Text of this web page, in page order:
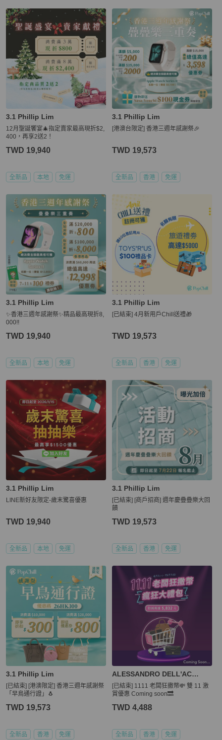
3.1 Phillip Lim
12月聖誕饗宴🎄指定賣家最高現折$2,
400，再享2送2！
TWD 19,940
全新品 本地 免運
3.1 Phillip Lim
[港澳台限定] 香港三週年感謝祭🎉
TWD 19,573
全新品 香港 免運
3.1 Phillip Lim
✨香港三週年感謝祭✨精品最高現折8,
000!!
TWD 19,940
全新品 本地 免運
3.1 Phillip Lim
[已結束] 4月新用戶Chill送禮🎁
TWD 19,573
全新品 香港 免運
3.1 Phillip Lim
LINE新好友限定-歲末驚喜優惠
TWD 19,940
全新品 本地 免運
3.1 Phillip Lim
[已結束] [商戶招商] 週年慶疊疊樂大回
饋
TWD 19,573
全新品 香港 免運
3.1 Phillip Lim
[已結束] [港澳限定] 香港三週年感謝祭
「早鳥通行證」🐧
TWD 19,573
全新品 香港 免運
ALESSANDRO DELL'ACQUA
[已結束] 1111 老闆狂撒幣💸 雙 11 激
賞優惠 Coming soon🔜
TWD 4,488
全新品 香港 免運